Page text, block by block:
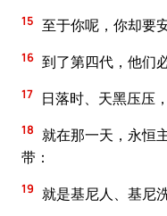
15 至于你呢，你却要
16 到了第四代，他们
17 日落时、天黑压压
18 就在那一天，永恒
带：
19 就是基尼人、基尼